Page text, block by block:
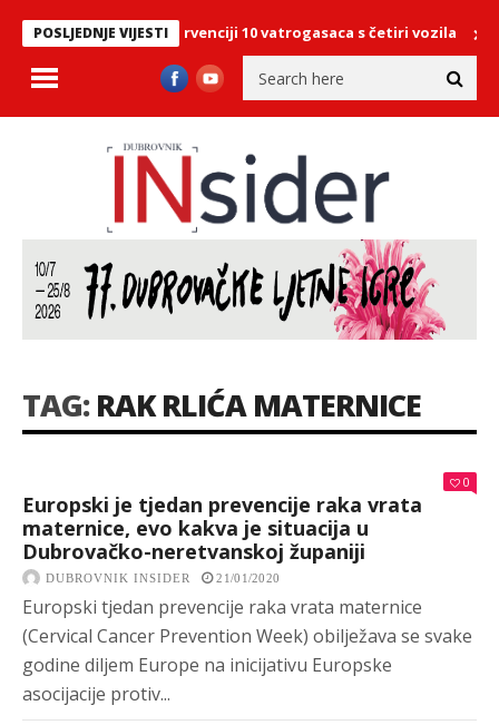
POSLJEDNJE VIJESTI
More, na intervenciji 10 vatrogasaca s četiri vozila
TAG:RAK RLIĆA MATERNICE
0
Europski je tjedan prevencije raka vrata
maternice, evo kakva je situacija u
Dubrovačko-neretvanskoj županiji
DUBROVNIK INSIDER 21/01/2020
Europski tjedan prevencije raka vrata maternice
(Cervical Cancer Prevention Week) obilježava se svake
godine diljem Europe na inicijativu Europske
asocijacije protiv...